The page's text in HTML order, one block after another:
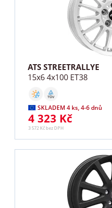
ATS STREETRALLYE
15x6 4x100 ET38
SKLADEM 4 ks, 4-6 dnů
4 323 Kč
3 572 Kč bez DPH